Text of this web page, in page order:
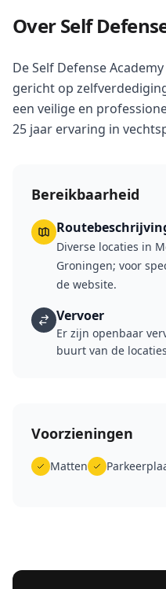
Over Self
De Self Defense
gericht op
een veilige en
25 jaar ervaring in
Bereikbaarheid
Diverse locaties in
Groningen; voor
de website.
Vervoer
Er zijn openbaar
buurt van de
Voorzieningen
Matten